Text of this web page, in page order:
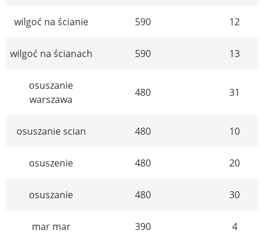
wilgoć na ścianie 590 12
wilgoć na ścianach 590 13
osuszanie
warszawa
480 31
osuszanie scian 480 10
osuszenie 480 20
osuszanie 480 30
mar mar 390 4